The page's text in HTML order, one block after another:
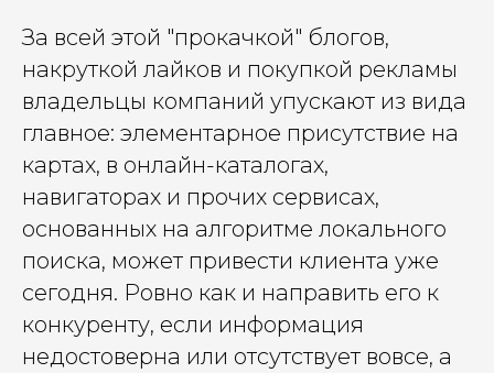
За всей этой "прокачкой" блогов,
накруткой лайков и покупкой рекламы
владельцы компаний упускают из вида
главное: элементарное присутствие на
картах, в онлайн-каталогах,
навигаторах и прочих сервисах,
основанных на алгоритме локального
поиска, может привести клиента уже
сегодня. Ровно как и направить его к
конкуренту, если информация
недостоверна или отсутствует вовсе, а